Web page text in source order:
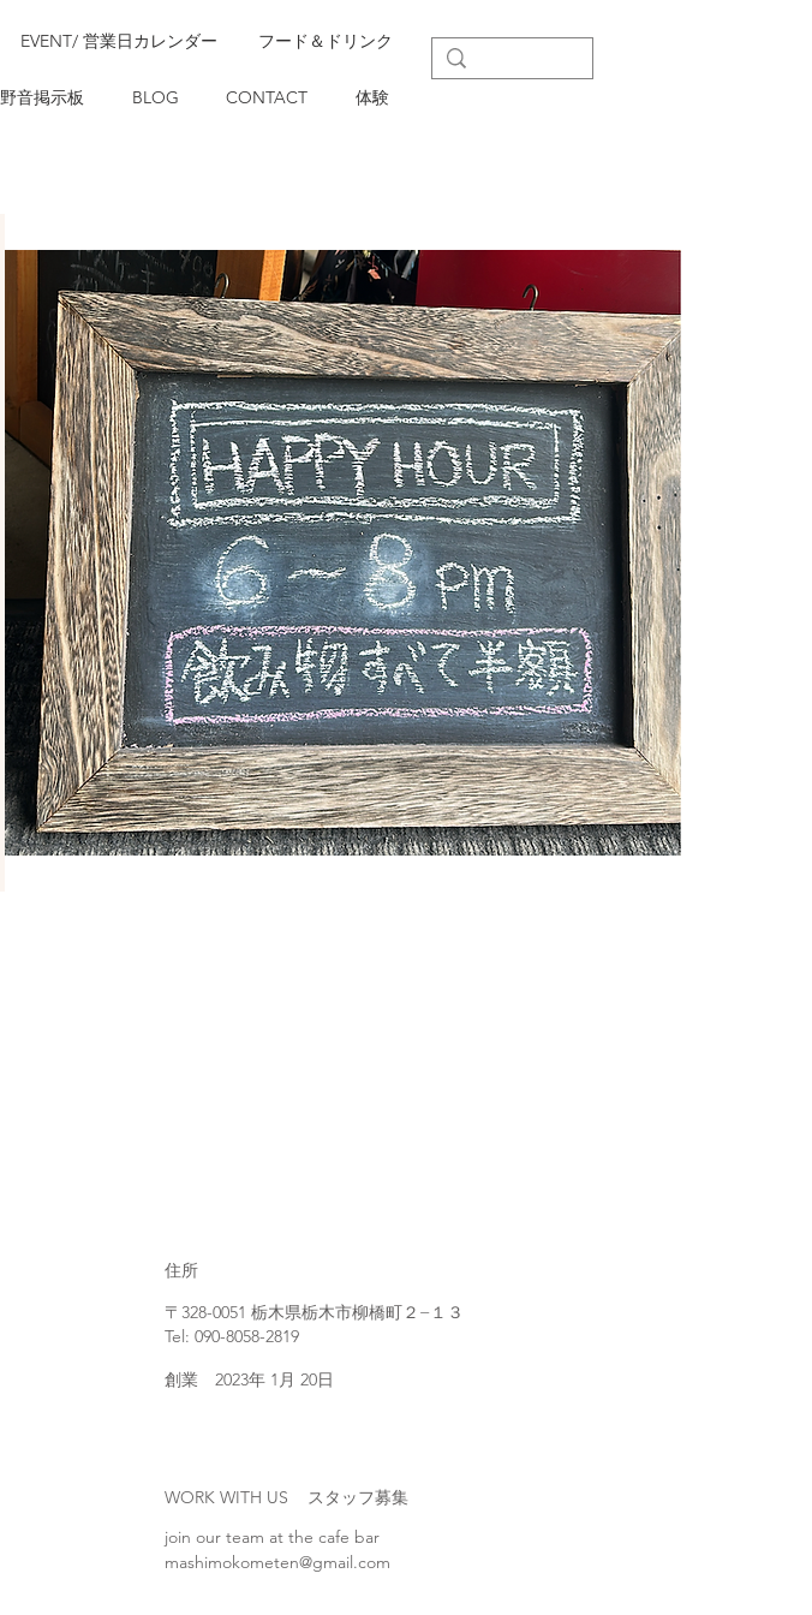
EVENT/ 営業日カレンダー フード＆ドリンク
野音掲示板 BLOG CONTACT 体験
住所
〒328-0051 栃木県栃木市柳橋町２−１３
Tel: 090-8058-2819
創業 2023年 1月 20日
WORK WITH US スタッフ募集
join our team at the cafe bar
mashimokometen@gmail.com